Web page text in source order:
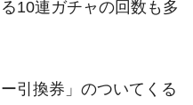
10連ガチャの回数も多
引換券」のついてくる